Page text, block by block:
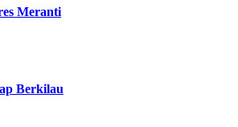
Meranti
Berkilau